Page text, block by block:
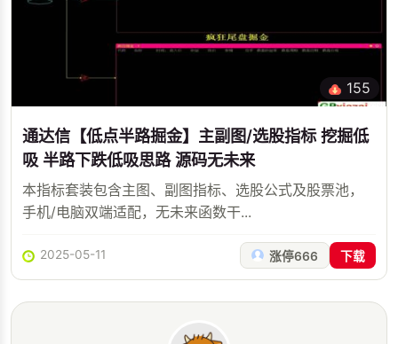
155
通达信【低点半路掘金】主副图/选股指标 挖掘低
吸 半路下跌低吸思路 源码无未来
本指标套装包含主图、副图指标、选股公式及股票池，
手机/电脑双端适配，无未来函数干...
2025-05-11 涨停666 下载